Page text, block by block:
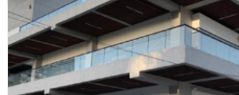
VER INMUEBLE